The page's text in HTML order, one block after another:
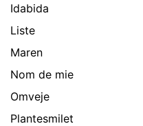
Idabida
Liste
Maren
Nom de mie
Omveje
Plantesmilet